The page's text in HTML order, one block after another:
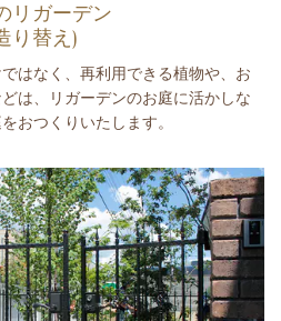
リガーデン
り替え)
はなく、再利用できる植物や、お
は、リガーデンのお庭に活かしな
おつくりいたします。